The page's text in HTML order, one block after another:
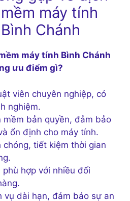
máy tính
Chánh
máy tính Bình Chánh
ưu điểm gì?
viên chuyên nghiệp, có
nghiệm.
mềm bản quyền, đảm bảo
ổn định cho máy tính.
chóng, tiết kiệm thời gian
phù hợp với nhiều đối
vụ dài hạn, đảm bảo sự an